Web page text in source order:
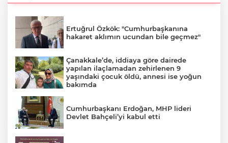
Ertuğrul Özkök: "Cumhurbaşkanına
hakaret aklımın ucundan bile geçmez"
Çanakkale’de, iddiaya göre dairede
yapılan ilaçlamadan zehirlenen 9
yaşındaki çocuk öldü, annesi ise yoğun
bakımda
Cumhurbaşkanı Erdoğan, MHP lideri
Devlet Bahçeli’yi kabul etti